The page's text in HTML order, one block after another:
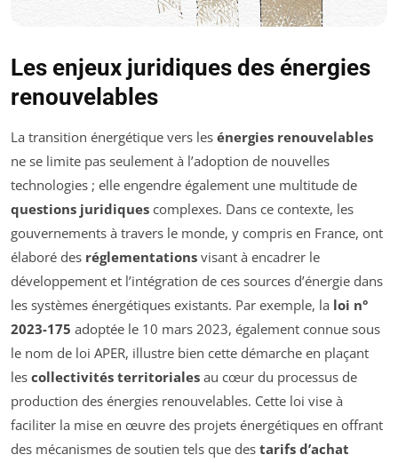
Les enjeux juridiques des énergies
renouvelables
La transition énergétique vers les énergies renouvelables
ne se limite pas seulement à l’adoption de nouvelles
technologies ; elle engendre également une multitude de
questions juridiques complexes. Dans ce contexte, les
gouvernements à travers le monde, y compris en France, ont
élaboré des réglementations visant à encadrer le
développement et l’intégration de ces sources d’énergie dans
les systèmes énergétiques existants. Par exemple, la loi n°
2023-175 adoptée le 10 mars 2023, également connue sous
le nom de loi APER, illustre bien cette démarche en plaçant
les collectivités territoriales au cœur du processus de
production des énergies renouvelables. Cette loi vise à
faciliter la mise en œuvre des projets énergétiques en offrant
des mécanismes de soutien tels que des tarifs d’achat